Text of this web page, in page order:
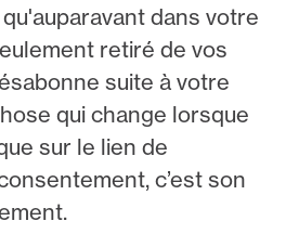
dans votre
retiré de vos
suite à votre
qui change lorsque
sur le lien de
c’est son